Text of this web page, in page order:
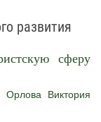
развития
сферу
Орлова Виктория